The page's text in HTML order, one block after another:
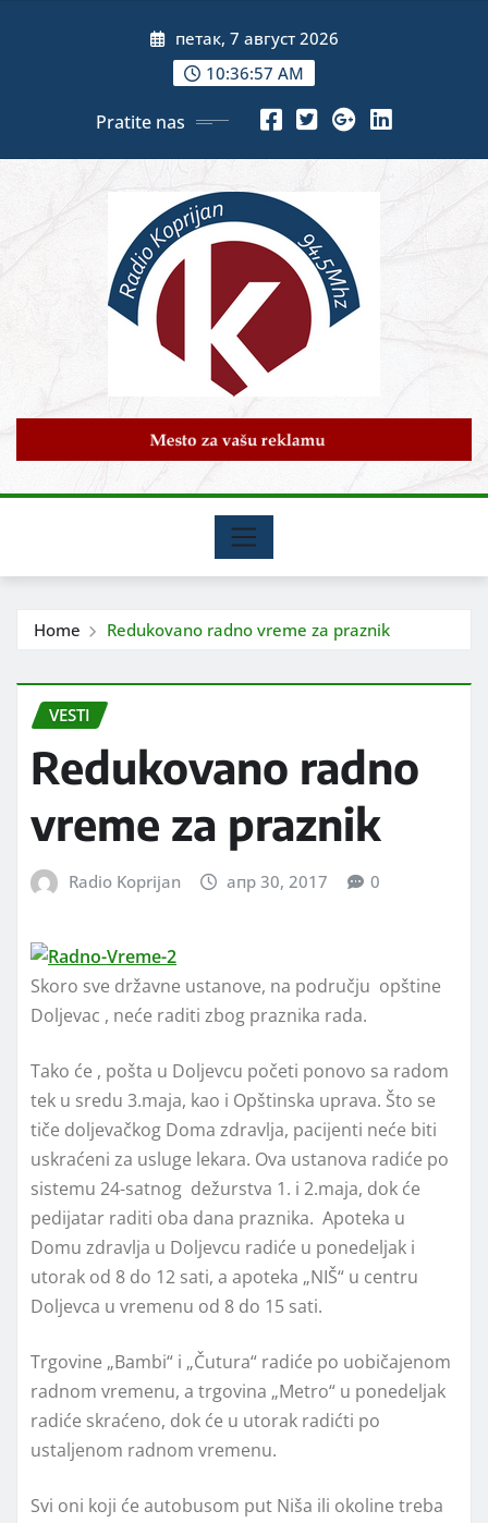
петак, 7 август 2026
10:36:59 AM
Pratite nas
Home Redukovano radno vreme za praznik
VESTI
Redukovano radno
vreme za praznik
Radio Koprijan апр 30, 2017 0
Skoro sve državne ustanove, na području opštine
Doljevac , neće raditi zbog praznika rada.
Tako će , pošta u Doljevcu početi ponovo sa radom
tek u sredu 3.maja, kao i Opštinska uprava. Što se
tiče doljevačkog Doma zdravlja, pacijenti neće biti
uskraćeni za usluge lekara. Ova ustanova radiće po
sistemu 24-satnog dežurstva 1. i 2.maja, dok će
pedijatar raditi oba dana praznika. Apoteka u
Domu zdravlja u Doljevcu radiće u ponedeljak i
utorak od 8 do 12 sati, a apoteka „NIŠ“ u centru
Doljevca u vremenu od 8 do 15 sati.
Trgovine „Bambi“ i „Čutura“ radiće po uobičajenom
radnom vremenu, a trgovina „Metro“ u ponedeljak
radiće skraćeno, dok će u utorak radićti po
ustaljenom radnom vremenu.
Svi oni koji će autobusom put Niša ili okoline treba